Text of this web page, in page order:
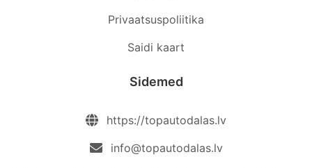
Privaatsuspoliitika
Saidi kaart
Sidemed
https://topautodalas.lv
info@topautodalas.lv